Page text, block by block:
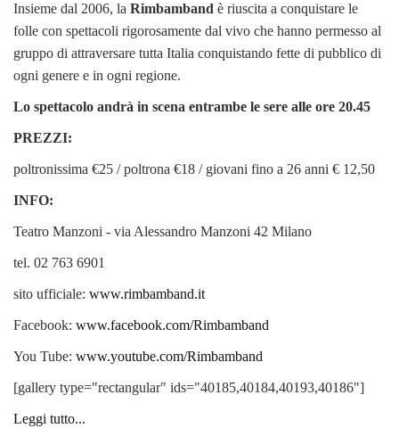
Insieme dal 2006, la Rimbamband è riuscita a conquistare le
folle con spettacoli rigorosamente dal vivo che hanno permesso al
gruppo di attraversare tutta Italia conquistando fette di pubblico di
ogni genere e in ogni regione.
Lo spettacolo andrà in scena entrambe le sere alle ore 20.45
PREZZI:
poltronissima €25 / poltrona €18 / giovani fino a 26 anni € 12,50
INFO:
Teatro Manzoni - via Alessandro Manzoni 42 Milano
tel. 02 763 6901
sito ufficiale: www.rimbamband.it
Facebook: www.facebook.com/Rimbamband
You Tube: www.youtube.com/Rimbamband
[gallery type="rectangular" ids="40185,40184,40193,40186"]
Leggi tutto...